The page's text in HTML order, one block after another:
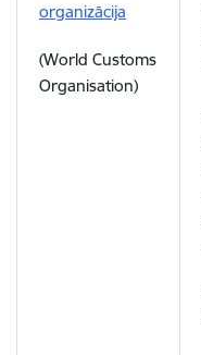
organizācija
(World Customs
Organisation)